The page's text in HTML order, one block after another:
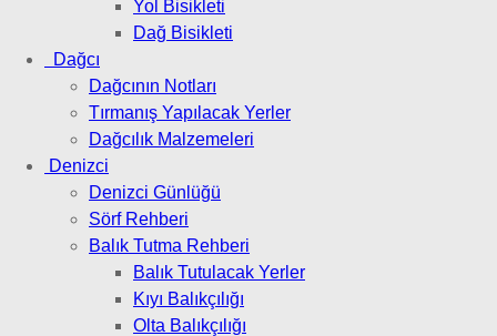
Yol Bisikleti
Dağ Bisikleti
Dağcı
Dağcının Notları
Tırmanış Yapılacak Yerler
Dağcılık Malzemeleri
Denizci
Denizci Günlüğü
Sörf Rehberi
Balık Tutma Rehberi
Balık Tutulacak Yerler
Kıyı Balıkçılığı
Olta Balıkçılığı